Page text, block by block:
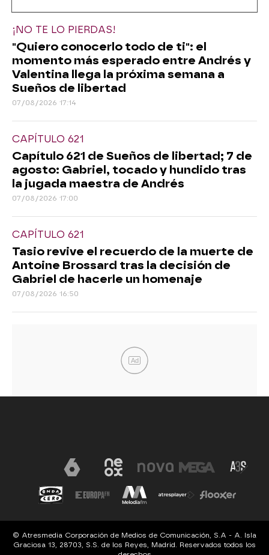
¡NO TE LO PIERDAS!
"Quiero conocerlo todo de ti": el
momento más esperado entre Andrés y
Valentina llega la próxima semana a
Sueños de libertad
07/08/2026 17:14
CAPÍTULO 621
Capítulo 621 de Sueños de libertad; 7 de
agosto: Gabriel, tocado y hundido tras
la jugada maestra de Andrés
07/08/2026 17:00
CAPÍTULO 621
Tasio revive el recuerdo de la muerte de
Antoine Brossard tras la decisión de
Gabriel de hacerle un homenaje
07/08/2026 16:50
Ad
© Atresmedia Corporación de Medios de Comunicación, S.A - A. Isla
Graciosa 13, 28703, S.S. de los Reyes, Madrid. Reservados todos los